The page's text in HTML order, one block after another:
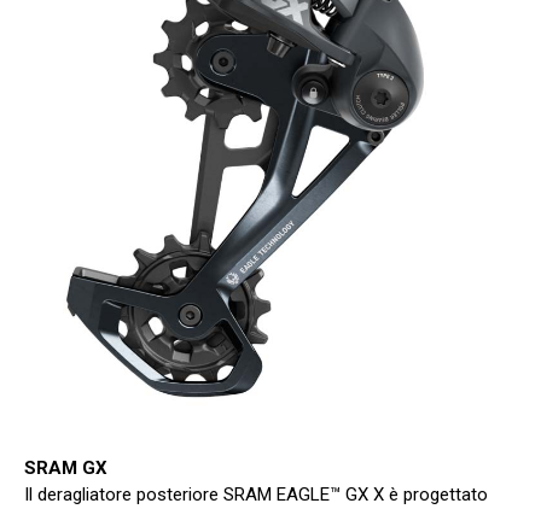
SRAM GX
Il deragliatore posteriore SRAM EAGLE™ GX X è progettato